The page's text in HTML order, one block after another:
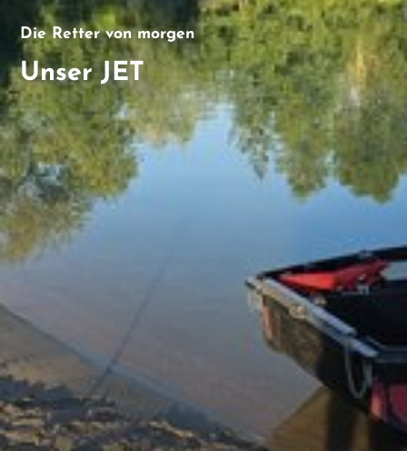
Die Retter von morgen
Unser JET